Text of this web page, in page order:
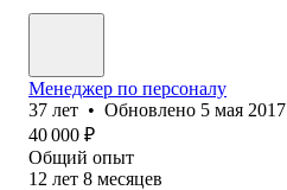
Менеджер по персоналу
37 лет • Обновлено 5 мая 2017
40 000 ₽
Общий опыт
12 лет 8 месяцев